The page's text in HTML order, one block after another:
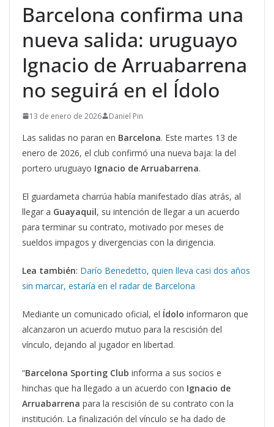
Barcelona confirma una
nueva salida: uruguayo
Ignacio de Arruabarrena
no seguirá en el Ídolo
13 de enero de 2026 Daniel Pin
Las salidas no paran en Barcelona. Este martes 13 de
enero de 2026, el club confirmó una nueva baja: la del
portero uruguayo Ignacio de Arruabarrena.
El guardameta charrúa había manifestado días atrás, al
llegar a Guayaquil, su intención de llegar a un acuerdo
para terminar su contrato, motivado por meses de
sueldos impagos y divergencias con la dirigencia.
Lea también: Darío Benedetto, quien lleva casi dos años
sin marcar, estaría en el radar de Barcelona
Mediante un comunicado oficial, el Ídolo informaron que
alcanzaron un acuerdo mutuo para la rescisión del
vínculo, dejando al jugador en libertad.
“Barcelona Sporting Club informa a sus socios e
hinchas que ha llegado a un acuerdo con Ignacio de
Arruabarrena para la rescisión de su contrato con la
institución. La finalización del vínculo se ha dado de